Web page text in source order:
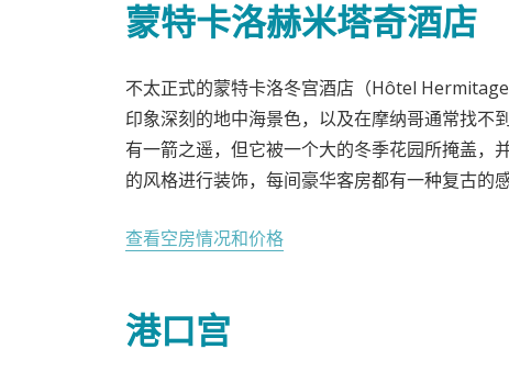
蒙特卡洛赫米塔奇酒店
不太正式的蒙特卡洛冬宫酒店（Hôtel
印象深刻的地中海景色，以及在摩纳哥通常找不
有一箭之遥，但它被一个大的冬季花园所掩盖，
的风格进行装饰，每间豪华客房都有一种复古的
查看空房情况和价格
港口宫